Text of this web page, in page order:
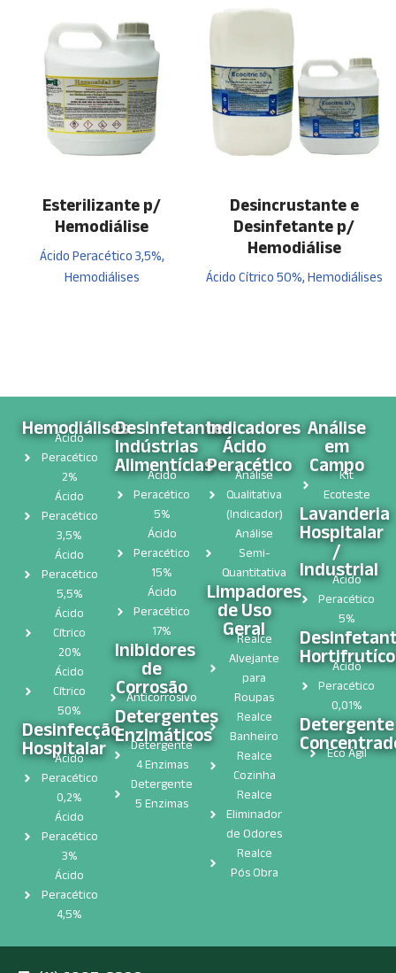
Esterilizante p/
Hemodiálise
Ácido Peracético 3,5%,
Hemodiálises
Desincrustante e
Desinfetante p/
Hemodiálise
Ácido Cítrico 50%, Hemodiálises
Hemodiálises
Ácido
Peracético
2%
Ácido
Peracético
3,5%
Ácido
Peracético
5,5%
Ácido
Cítrico
20%
Ácido
Cítrico
50%
Desinfecção
Hospitalar​
Ácido
Peracético
0,2%
Ácido
Peracético
3%
Ácido
Peracético
4,5%
Desinfetantes
Indústrias
Alimentícias
Ácido
Peracético
5%
Ácido
Peracético
15%
Ácido
Peracético
17%
Inibidores
de
Corrosão
Anticorrosivo
Detergentes
Enzimáticos
Detergente
4 Enzimas
Detergente
5 Enzimas
Indicadores
Ácido
Peracético
Análise
Qualitativa
(Indicador)
Análise
Semi-
Quantitativa
Limpadores
de Uso
Geral
Realce
Alvejante
para
Roupas
Realce
Banheiro
Realce
Cozinha
Realce
Eliminador
de Odores
Realce
Pós Obra
Análise
em
Campo
Kit
Ecoteste
Lavanderia
Hospitalar
/
Industrial
Ácido
Peracético
5%
Ácido
Peracético
0,01%
Detergente
Eco Ágil